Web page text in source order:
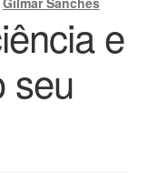
e
seu